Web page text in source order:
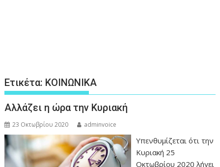
Ετικέτα: ΚΟΙΝΩΝΙΚΑ
Αλλάζει η ώρα την Κυριακή
23 Οκτωβρίου 2020 adminvoice
Υπενθυμίζεται ότι την
Κυριακή 25
Οκτωβρίου 2020 λήγει